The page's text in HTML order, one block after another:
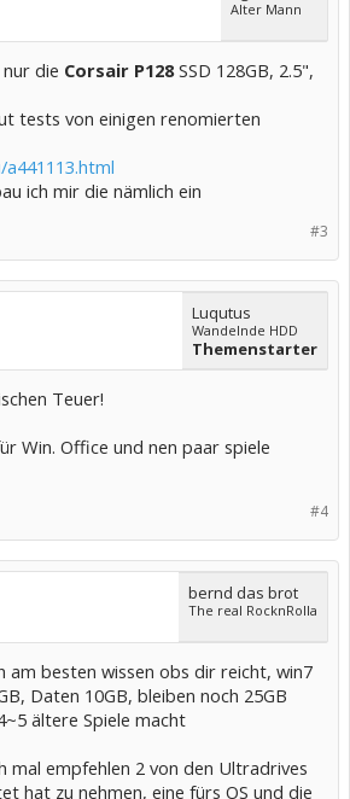
Alter Mann
die Corsair P128SSD 128GB, 2.5",
tests von einigen renomierten
ich mir die nämlich ein
#3
Luqutus
Wandelnde HDD
Themenstarter
Teuer!
Win. Office und nen paar spiele
#4
bernd das brot
The real RocknRolla
am besten wissen obs dir reicht, win7
Daten 10GB, bleiben noch 25GB
ältere Spiele macht
mal empfehlen 2 von den Ultradrives
hat zu nehmen, eine fürs OS und die